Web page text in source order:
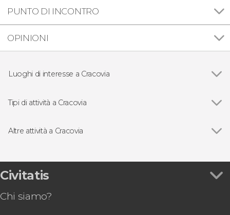
PUNTO DI INCONTRO
OPINIONI
Luoghi di interesse a Cracovia
Campo di concentramento di Auschwitz
Piazza del mercato di Cracovia
Tipi di attività a Cracovia
Free tour di Cracovia
Altre attività a Cracovia
giorno
Tour del museo sotterraneo di Cracovia
Concerto di pianoforte con musica di Chopin
Civitatis
Chi siamo?